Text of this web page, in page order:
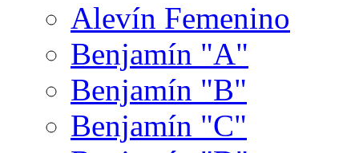
Alevín Femenino
Benjamín "A"
Benjamín "B"
Benjamín "C"